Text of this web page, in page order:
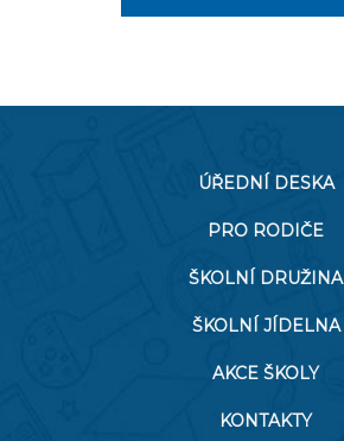
ÚŘEDNÍ DESKA
PRO RODIČE
ŠKOLNÍ DRUŽINA
ŠKOLNÍ JÍDELNA
AKCE ŠKOLY
KONTAKTY